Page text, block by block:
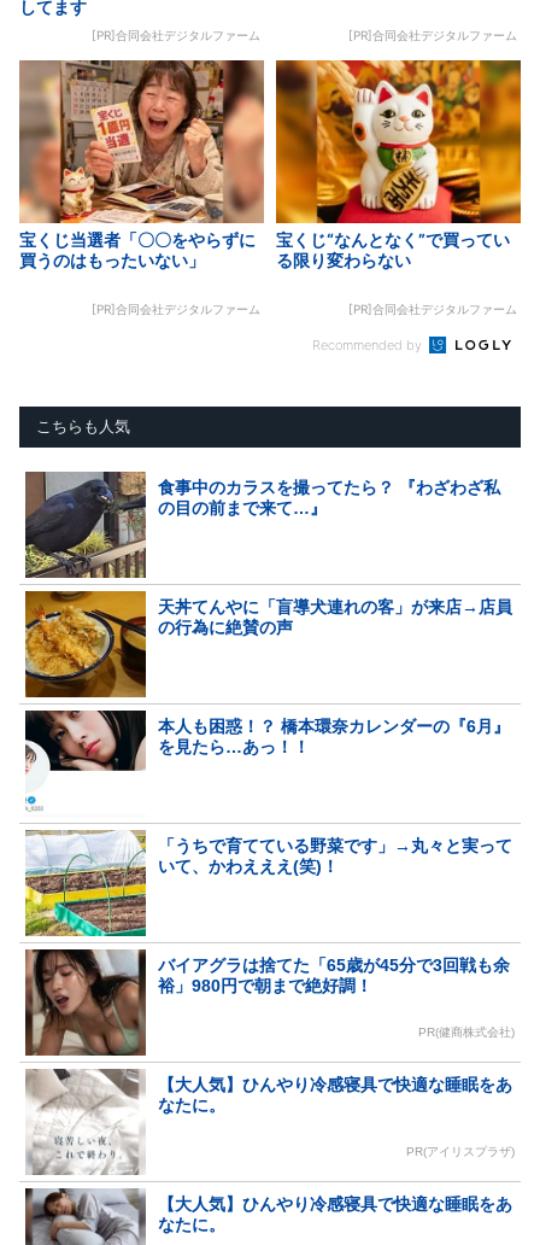
してます
[PR]合同会社デジタルファーム [PR]合同会社デジタルファーム
宝くじ当選者「〇〇をやらずに
買うのはもったいない」
[PR]合同会社デジタルファーム
宝くじ“なんとなく”で買ってい
る限り変わらない
[PR]合同会社デジタルファーム
Recommended by
こちらも人気
食事中のカラスを撮ってたら？ 『わざわざ私
の目の前まで来て…』
天丼てんやに「盲導犬連れの客」が来店→店員
の行為に絶賛の声
本人も困惑！？ 橋本環奈カレンダーの『6月』
を見たら…あっ！！
「うちで育てている野菜です」→丸々と実って
いて、かわえええ(笑)！
バイアグラは捨てた「65歳が45分で3回戦も余
裕」980円で朝まで絶好調！
PR(健商株式会社)
【大人気】ひんやり冷感寝具で快適な睡眠をあ
なたに。
PR(アイリスプラザ)
【大人気】ひんやり冷感寝具で快適な睡眠をあ
なたに。